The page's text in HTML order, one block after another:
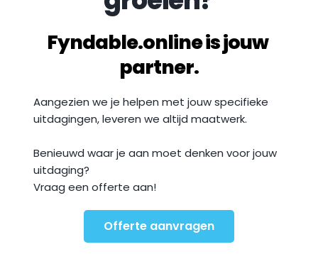
Fyndable.online is jouw
partner.
Aangezien we je helpen met jouw specifieke
uitdagingen, leveren we altijd maatwerk.
Benieuwd waar je aan moet denken voor jouw
uitdaging?
Vraag een offerte aan!
Offerte aanvragen